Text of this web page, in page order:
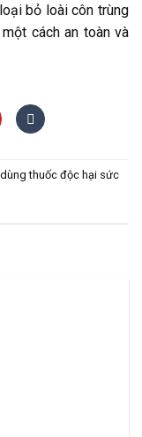
bỏ loài côn trùng
cách an toàn và
thuốc độc hại sức